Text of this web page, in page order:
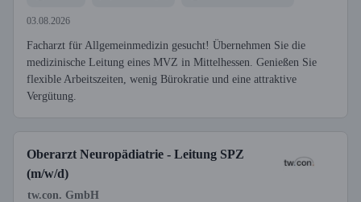
03.08.2026
Facharzt für Allgemeinmedizin gesucht! Übernehmen Sie die
medizinische Leitung eines MVZ in Mittelhessen. Genießen Sie
flexible Arbeitszeiten, wenig Bürokratie und eine attraktive
Vergütung.
Oberarzt Neuropädiatrie - Leitung SPZ
(m/w/d)
tw.con. GmbH